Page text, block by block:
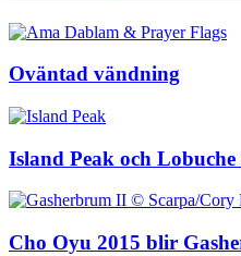
Oväntad vändning
Island Peak och Lobuche
Cho Oyu 2015 blir